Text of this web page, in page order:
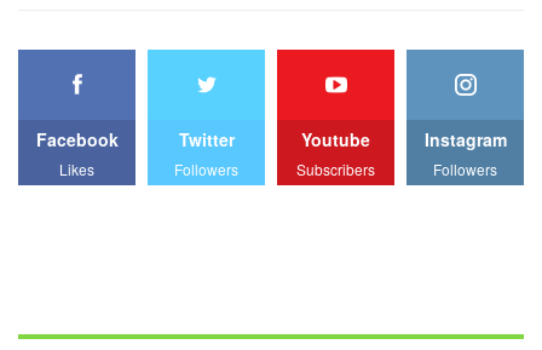
Facebook
Likes
Twitter
Followers
Youtube
Subscribers
Instagram
Followers